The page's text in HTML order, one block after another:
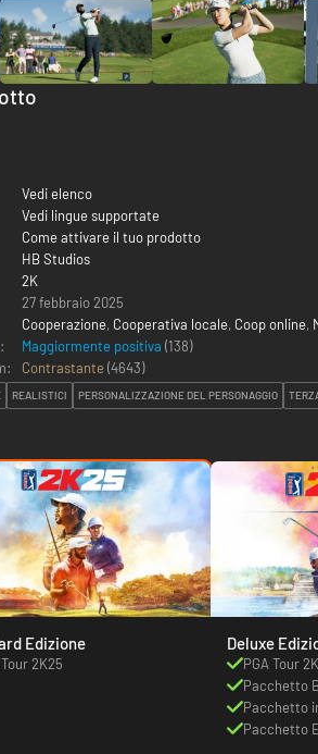
Vedi elenco
Vedi lingue supportate
Come attivare il tuo prodotto
HB Studios
2K
27 febbraio 2025
Cooperazione, Cooperativa locale, Coop online,
Maggiormente positiva (138)
Contrastante (4643)
REALISTICI PERSONALIZZAZIONE DEL PERSONAGGIO
Edizione
2K25
Deluxe
PGA Tour
Pacchetto
Pacchetto
Pacchetto